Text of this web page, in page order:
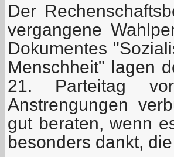
Der
vergangene
Dokumentes
Menschheit" lagen
21. Parteitag
Anstrengungen
gut beraten, wenn
besonders dankt,